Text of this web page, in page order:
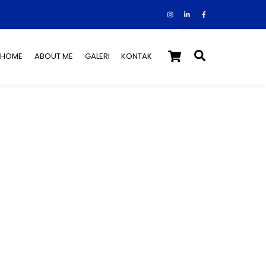
InstagramFacebookTiktok
Cart
HOME ABOUT ME GALERI KONTAK